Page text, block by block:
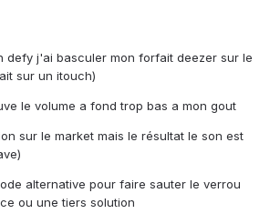
defy j'ai basculer mon forfait deezer sur le
sur un itouch)
le volume a fond trop bas a mon gout
sur le market mais le résultat le son est
alternative pour faire sauter le verrou
ou une tiers solution